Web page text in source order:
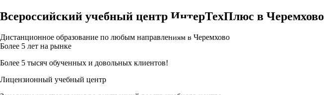
Всероссийский учебный центр ИнтерТехПлюс в Черемхово
Дистанционное образование по любым направлениям в Черемхово
Более 5 лет на рынке
Более 5 тысяч обученных и довольных клиентов!
Лицензионный учебный центр